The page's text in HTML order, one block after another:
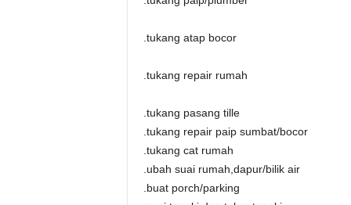
.tukang atap bocor
.tukang repair rumah
.tukang pasang tille
.tukang repair paip sumbat/bocor
.tukang cat rumah
.ubah suai rumah,dapur/bilik air
.buat porch/parking